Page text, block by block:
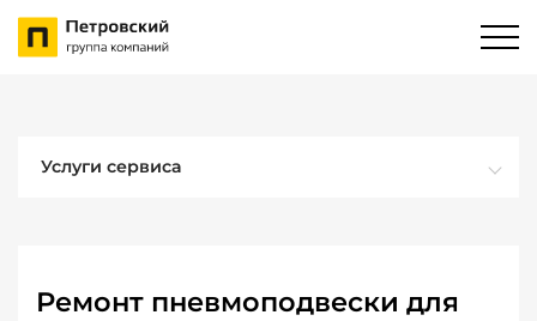
Услуги сервиса
Ремонт пневмоподвески для